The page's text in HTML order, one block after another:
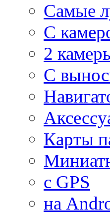
Самые
С
2
С
Карты
с GPS
на